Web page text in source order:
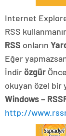
Internet
RSS
RSS onların
Eğer
İndirözgür
okuyan özel bir
Windows –
http://